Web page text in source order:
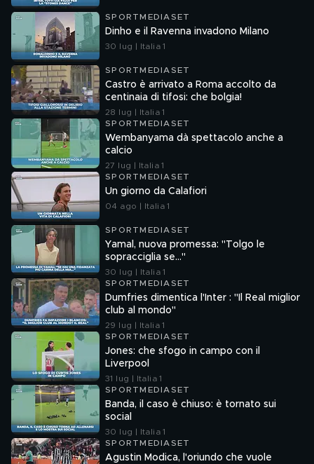
SPORTMEDIASET
Dinho e il Ravenna invadono Milano
30 lug | Italia 1
SPORTMEDIASET
Castro è arrivato a Roma accolto da
centinaia di tifosi: che bolgia!
28 lug | Italia 1
SPORTMEDIASET
Wembanyama dà spettacolo anche a
calcio
27 lug | Italia 1
SPORTMEDIASET
Un giorno da Calafiori
04 ago | Italia 1
SPORTMEDIASET
Yamal, nuova promessa: "Tolgo le
sopracciglia se…"
30 lug | Italia 1
SPORTMEDIASET
Dumfries dimentica l'Inter : "Il Real miglior
club al mondo"
29 lug | Italia 1
SPORTMEDIASET
Jones: che sfogo in campo con il
Liverpool
31 lug | Italia 1
SPORTMEDIASET
Banda, il caso è chiuso: è tornato sui
social
30 lug | Italia 1
SPORTMEDIASET
Agustin Modica, l'oriundo che vuole